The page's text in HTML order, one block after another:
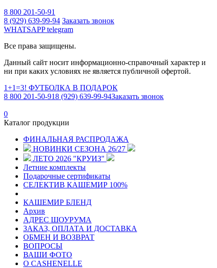
8 800 201-50-91
8 (929) 639-99-94 Заказать звонок
WHATSAPPtelegram
Все права защищены.
Данный сайт носит информационно-справочный характер и
ни при каких условиях не является публичной офертой.
1+1=3! ФУТБОЛКА В ПОДАРОК
8 800 201-50-918 (929) 639-99-94Заказать звонок
0
Каталог продукции
ФИНАЛЬНАЯ РАСПРОДАЖА
НОВИНКИ СЕЗОНА 26/27
ЛЕТО 2026 "КРУИЗ"
Летние комплекты
Подарочные сертификаты
СЕЛЕКТИВ КАШЕМИР 100%
КАШЕМИР БЛЕНД
Архив
АДРЕС ШОУРУМА
ЗАКАЗ, ОПЛАТА И ДОСТАВКА
ОБМЕН И ВОЗВРАТ
ВОПРОСЫ
ВАШИ ФОТО
О CASHENELLE